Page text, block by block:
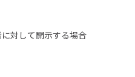
対して開示する場合